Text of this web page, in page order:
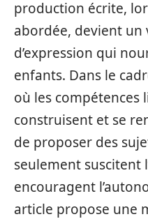
production écrite,
abordée, devient
d’expression qui
enfants. Dans le
où les compétences
construisent et se
de proposer des
seulement suscitent
encouragent
article propose une